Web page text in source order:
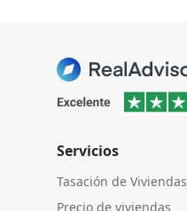
Servicios
Tasación de Viviendas
Precio de viviendas